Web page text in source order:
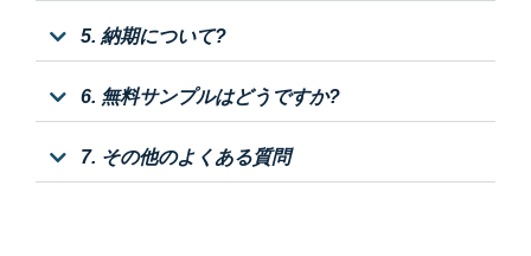
5. 納期について?
6. 無料サンプルはどうですか?
7. その他のよくある質問